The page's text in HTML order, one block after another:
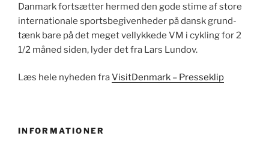
Danmark fortsætter hermed den gode stime af store
internationale sportsbegivenheder på dansk grund-
tænk bare på det meget vellykkede VM i cykling for 2
1/2 måned siden, lyder det fra Lars Lundov.
Læs hele nyheden fraVisitDenmark – Presseklip
INFORMATIONER